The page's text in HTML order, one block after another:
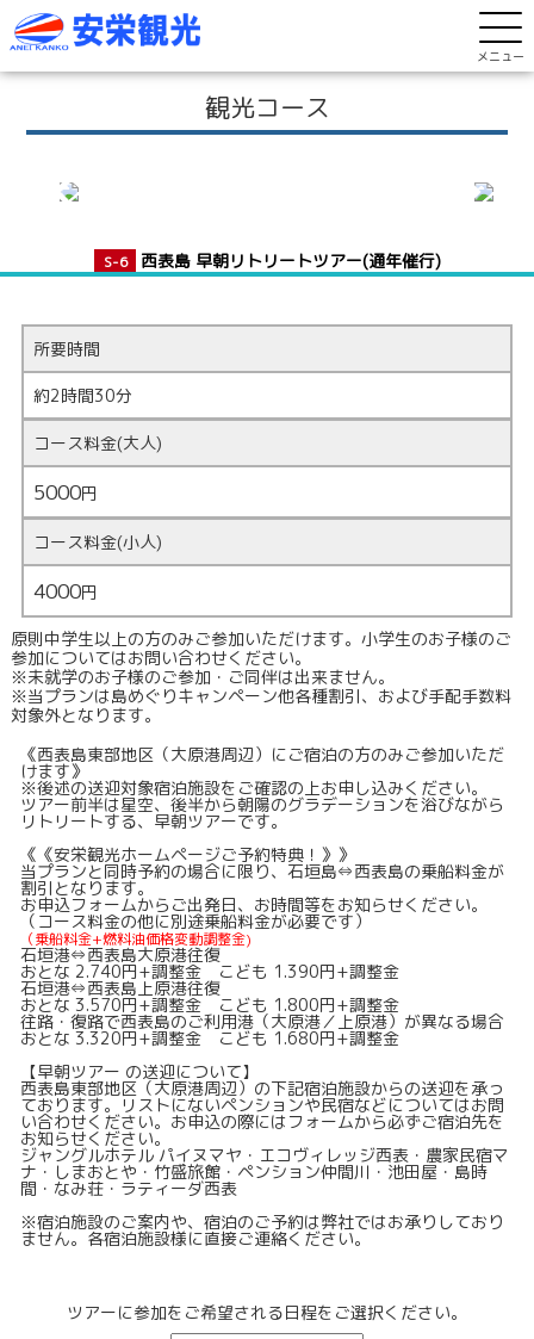
メニュー
観光コース
S-6 西表島 早朝リトリートツアー(通年催行)
所要時間
約2時間30分
コース料金(大人)
5000円
コース料金(小人)
4000円
原則中学生以上の方のみご参加いただけます。小学生のお子様のご
参加についてはお問い合わせください。
※未就学のお子様のご参加・ご同伴は出来ません。
※当プランは島めぐりキャンペーン他各種割引、および手配手数料
対象外となります。
《西表島東部地区（大原港周辺）にご宿泊の方のみご参加いただ
けます》
※後述の送迎対象宿泊施設をご確認の上お申し込みください。
ツアー前半は星空、後半から朝陽のグラデーションを浴びながら
リトリートする、早朝ツアーです。
《《安栄観光ホームページご予約特典！》》
当プランと同時予約の場合に限り、石垣島⇔西表島の乗船料金が
割引となります。
お申込フォームからご出発日、お時間等をお知らせください。
（コース料金の他に別途乗船料金が必要です）
（乗船料金+燃料油価格変動調整金)
石垣港⇔西表島大原港往復
おとな 2.740円+調整金 こども 1.390円+調整金
石垣港⇔西表島上原港往復
おとな 3.570円+調整金 こども 1.800円+調整金
往路・復路で西表島のご利用港（大原港／上原港）が異なる場合
おとな 3.320円+調整金 こども 1.680円+調整金
【早朝ツアー の送迎について】
西表島東部地区（大原港周辺）の下記宿泊施設からの送迎を承っ
ております。リストにないペンションや民宿などについてはお問
い合わせください。お申込の際にはフォームから必ずご宿泊先を
お知らせください。
ジャングルホテル パイヌマヤ・エコヴィレッジ西表・農家民宿マ
ナ・しまおとや・竹盛旅館・ペンション仲間川・池田屋・島時
間・なみ荘・ラティーダ西表
※宿泊施設のご案内や、宿泊のご予約は弊社ではお承りしており
ません。各宿泊施設様に直接ご連絡ください。
ツアーに参加をご希望される日程をご選択ください。